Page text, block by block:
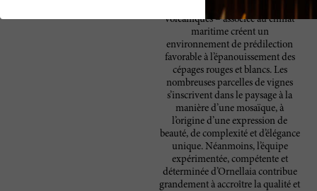
marins, alluvionnaires et
volcaniques – associée au climat
maritime créent un
environnement de prédilection
favorable à l’épanouissement des
cépages rouges et blancs. Les
nombreuses parcelles de vignes
s’inscrivent dans le paysage à la
manière d’une mosaïque, à
l’origine d’une expression de
beauté, de complexité et d’élégance
unique. Néanmoins, l’équipe
expérimentée, compétente et
déterminée d’Ornellaia contribue
grandement à accroître la qualité et